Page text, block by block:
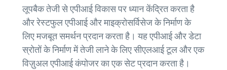
लूपबैक तेजी से एपीआई विकास पर ध्यान केंद्रित करता है
और रेस्टफुल एपीआई और माइक्रोसर्विसेज के निर्माण के
लिए मजबूत समर्थन प्रदान करता है। यह एपीआई और डेटा
स्रोतों के निर्माण में तेजी लाने के लिए सीएलआई टूल और एक
विज़ुअल एपीआई कंपोजर का एक सेट प्रदान करता है।